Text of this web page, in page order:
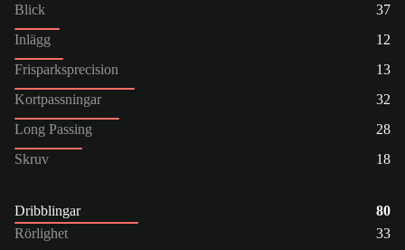
Blick
37
Inlägg
12
Frisparksprecision
13
Kortpassningar
32
Long Passing
28
Skruv
18
Dribblingar
80
Rörlighet
33